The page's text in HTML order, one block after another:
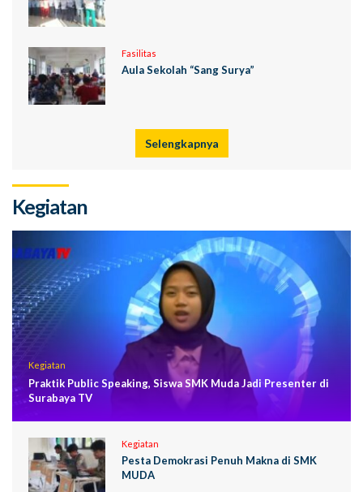
Fasilitas
Aula Sekolah “Sang Surya”
Selengkapnya
Kegiatan
Kegiatan
Praktik Public Speaking, Siswa SMK Muda Jadi Presenter di
Surabaya TV
Kegiatan
Pesta Demokrasi Penuh Makna di SMK
MUDA